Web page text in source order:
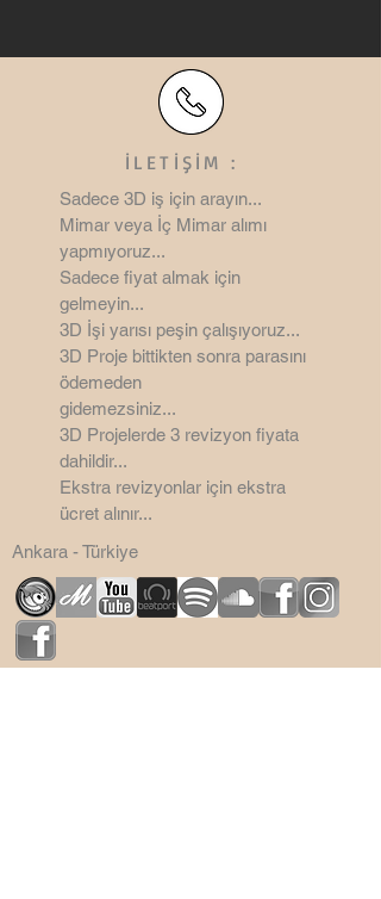
İLETİŞİM :
Sadece 3D iş için arayın...
Mimar veya İç Mimar alımı
yapmıyoruz...
Sadece fiyat almak için
gelmeyin...
3D İşi yarısı peşin çalışıyoruz...
3D Proje bittikten sonra parasını
ödemeden
gidemezsiniz...
3D Projelerde 3 revizyon fiyata
dahildir...
Ekstra revizyonlar için ekstra
ücret alınır...
Ankara - Türkiye